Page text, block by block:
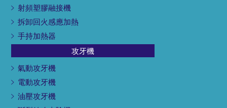
射頻塑膠融接機
拆卸回火感應加熱
手持加熱器
攻牙機
氣動攻牙機
電動攻牙機
油壓攻牙機